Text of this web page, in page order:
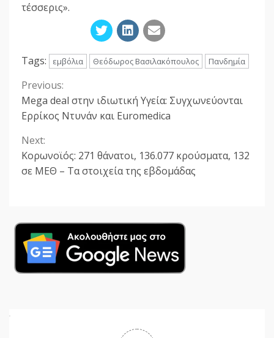
τέσσερις».
Tags: εμβόλια Θεόδωρος Βασιλακόπουλος Πανδημία
Continue
Reading
Previous:
Mega deal στην ιδιωτική Υγεία: Συγχωνεύονται
Ερρίκος Ντυνάν και Euromedica
Next:
Κορωνοϊός: 271 θάνατοι, 136.077 κρούσματα, 132
σε ΜΕΘ – Τα στοιχεία της εβδομάδας